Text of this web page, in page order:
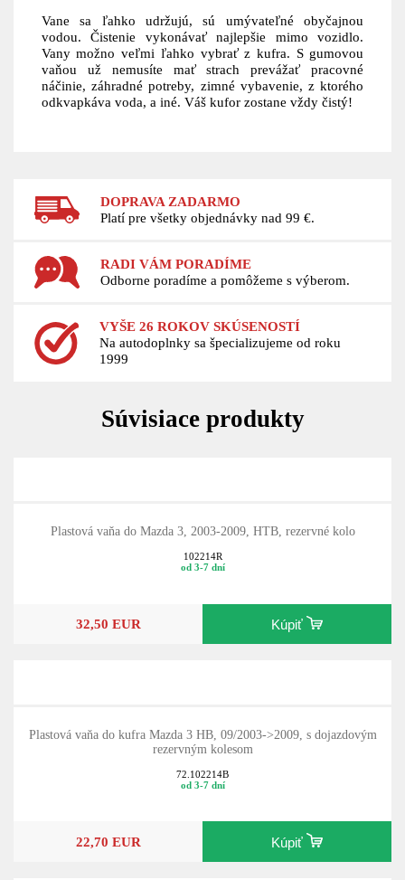
Vane sa ľahko udržujú, sú umývateľné obyčajnou
vodou. Čistenie vykonávať najlepšie mimo vozidlo.
Vany možno veľmi ľahko vybrať z kufra. S gumovou
vaňou už nemusíte mať strach prevážať pracovné
náčinie, záhradné potreby, zimné vybavenie, z ktorého
odkvapkáva voda, a iné. Váš kufor zostane vždy čistý!
DOPRAVA ZADARMO
Platí pre všetky objednávky nad 99 €.
RADI VÁM PORADÍME
Odborne poradíme a pomôžeme s výberom.
VYŠE 26 ROKOV SKÚSENOSTÍ
Na autodoplnky sa špecializujeme od roku
1999
Súvisiace produkty
Plastová vaňa do Mazda 3, 2003-2009, HTB, rezervné kolo
102214R
od 3-7 dní
32,50 EUR Kúpiť
Plastová vaňa do kufra Mazda 3 HB, 09/2003->2009, s dojazdovým
rezervným kolesom
72.102214B
od 3-7 dní
22,70 EUR Kúpiť